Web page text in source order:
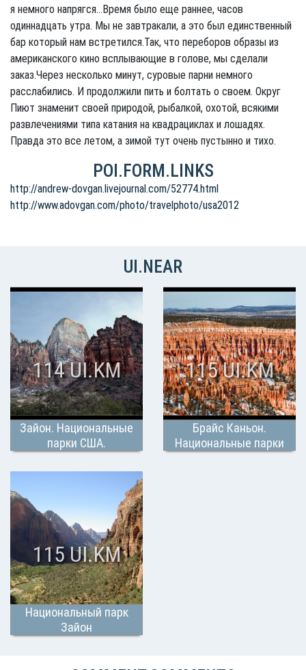
я немного напрягся...Время было еще раннее, часов
одиннадцать утра. Мы не завтракали, а это был единственный
бар который нам встретился.Так, что переборов образы из
американского кино всплывающие в голове, мы сделали
заказ.Через несколько минут, суровые парни немного
расслабились. И продолжили пить и болтать о своем. Округ
Пиют знаменит своей природой, рыбалкой, охотой, всякими
развлечениями типа катания на квадрациклах и лошадях.
Правда это все летом, а зимой тут очень пустынно и тихо.
POI.FORM.LINKS
http://andrew-dovgan.livejournal.com/52774.html
http://www.adovgan.com/photo/travelphoto/usa2012
UI.NEAR
Зайон. Национальные
парки США.
114 UI.KM
Брайс Каньон.
Национальные парки
115 UI.KM
Национальный парк
Зайон
115 UI.KM